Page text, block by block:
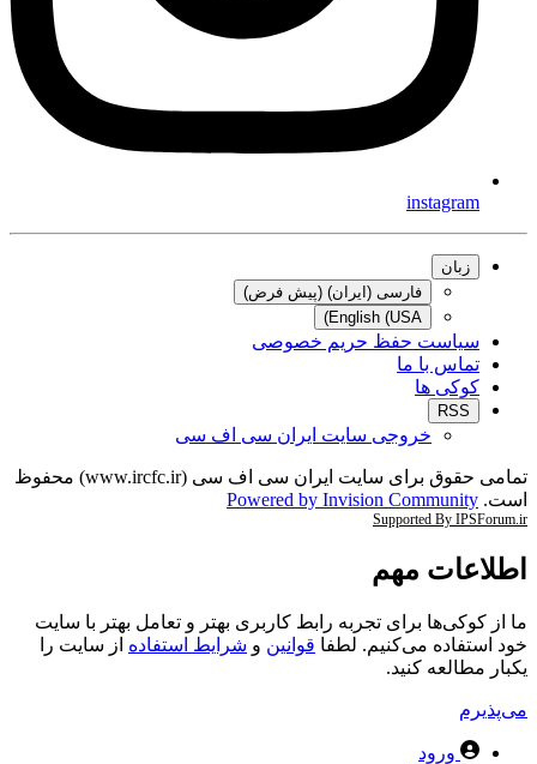
instagram
زبان
فارسی (ایران) (پیش فرض)
English (USA)
سیاست حفظ حریم خصوصی
تماس با ما
کوکی ها
RSS
خروجی سایت ایران سی اف سی
تمامی حقوق برای سایت ایران سی اف سی (www.ircfc.ir) محفوظ
است. Powered by Invision Community
Supported By IPSForum.ir
اطلاعات مهم
ما از کوکی‌ها برای تجربه رابط کاربری بهتر و تعامل بهتر با سایت
خود استفاده می‌کنیم. لطفا قوانین و شرایط استفاده از سایت را
یکبار مطالعه کنید.
می‌پذیرم
ورود